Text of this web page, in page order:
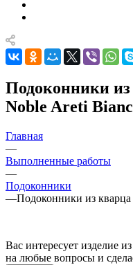
Подоконники из
Noble Areti
Главная
—
Выполненные работы
—
Подоконники
—Подоконники из
Вас интересует изделие
на любые вопросы и